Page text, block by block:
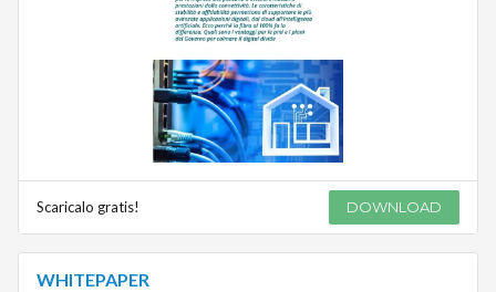
Scaricalo gratis! DOWNLOAD
WHITEPAPER